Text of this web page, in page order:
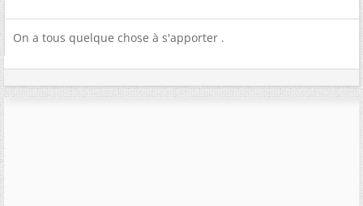
On a tous quelque chose à s'apporter .